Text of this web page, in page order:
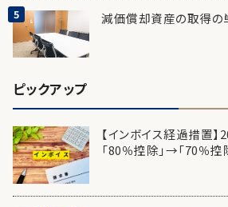
減価償却資産の取得の
ピックアップ
【インボイス経過措置
「80％控除」→「70％控